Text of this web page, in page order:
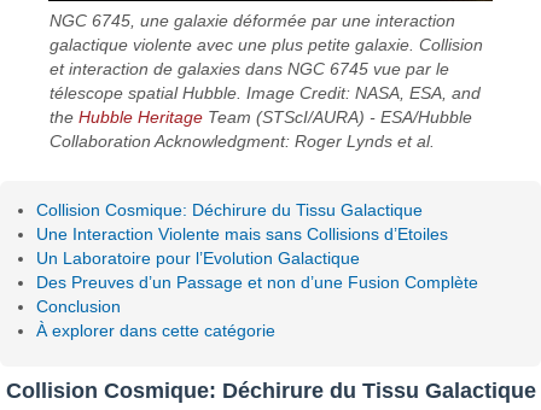
NGC 6745, une galaxie déformée par une interaction
galactique violente avec une plus petite galaxie. Collision
et interaction de galaxies dans NGC 6745 vue par le
télescope spatial Hubble. Image Credit: NASA, ESA, and
theHubble Heritage Team (STScI/AURA) - ESA/Hubble
Collaboration Acknowledgment: Roger Lynds et al.
Collision Cosmique: Déchirure du Tissu Galactique
Une Interaction Violente mais sans Collisions d’Etoiles
Un Laboratoire pour l’Evolution Galactique
Des Preuves d’un Passage et non d’une Fusion Complète
Conclusion
À explorer dans cette catégorie
Collision Cosmique: Déchirure du Tissu Galactique